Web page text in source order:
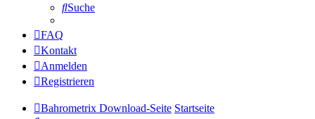
Suche
FAQ
Kontakt
Anmelden
Registrieren
Bahrometrix Download-Seite Startseite